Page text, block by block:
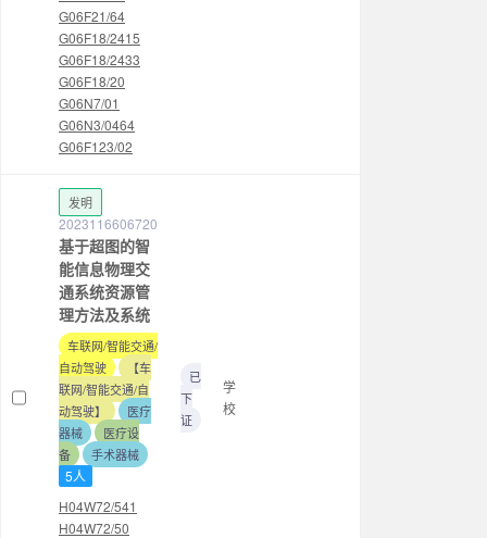
G06F21/64
G06F18/2415
G06F18/2433
G06F18/20
G06N7/01
G06N3/0464
G06F123/02
发明
2023116606720
基于超图的智
能信息物理交
通系统资源管
理方法及系统
车联网/智能交通/
自动驾驶
【车
联网/智能交通/自
动驾驶】
医疗
器械
医疗设
备
手术器械
5人
H04W72/541
H04W72/50
已
下
证
学
校